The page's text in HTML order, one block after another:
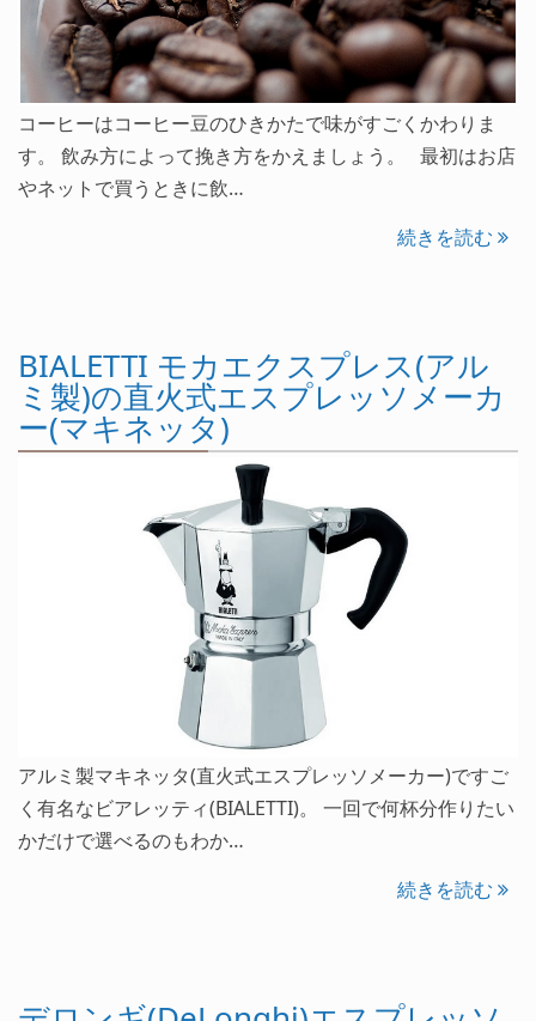
コーヒーはコーヒー豆のひきかたで味がすごくかわりま
す。 飲み方によって挽き方をかえましょう。 最初はお店
やネットで買うときに飲…
続きを読む
BIALETTI モカエクスプレス(アル
ミ製)の直火式エスプレッソメーカ
ー(マキネッタ)
アルミ製マキネッタ(直火式エスプレッソメーカー)ですご
く有名なビアレッティ(BIALETTI)。 一回で何杯分作りたい
かだけで選べるのもわか…
続きを読む